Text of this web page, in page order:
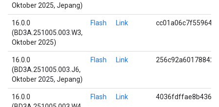
Oktober 2025, Jepang)
16.0.0
(BD3A.251005.003.W3,
Oktober 2025)
Flash Link
16.0.0
(BD3A.251005.003.J6,
Oktober 2025, Jepang)
Flash Link
16.0.0
Flash Link